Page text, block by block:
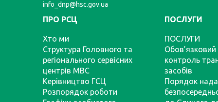
info_dnp@hsc.gov.ua
ПРО РСЦ
Хто ми
Структура Головного та
регіонального сервісних
центрів МВС
Керівництво ГСЦ
Розпорядок роботи
ПОСЛУГИ
ПОСЛУГИ
Обов’язковий
контроль
засобів
Порядок